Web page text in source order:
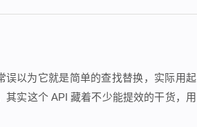
误以为它就是简单的查找替换，实际用起
实这个 API 藏着不少能提效的干货，用